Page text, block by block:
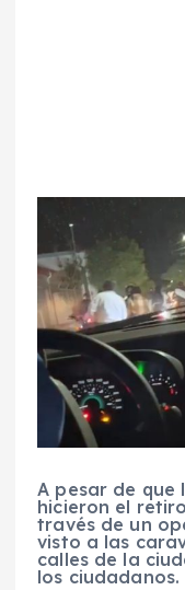
A pesar de que
hicieron el
través de un
visto a las
calles de la
los ciudadanos.